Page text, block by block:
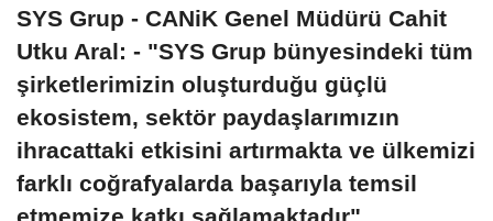
SYS Grup - CANiK Genel Müdürü Cahit
Utku Aral: - "SYS Grup bünyesindeki tüm
şirketlerimizin oluşturduğu güçlü
ekosistem, sektör paydaşlarımızın
ihracattaki etkisini artırmakta ve ülkemizi
farklı coğrafyalarda başarıyla temsil